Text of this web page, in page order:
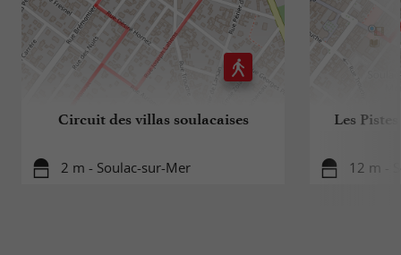
Circuit des villas soulacaises
2 m - Soulac-sur-Mer
Les
12 m -